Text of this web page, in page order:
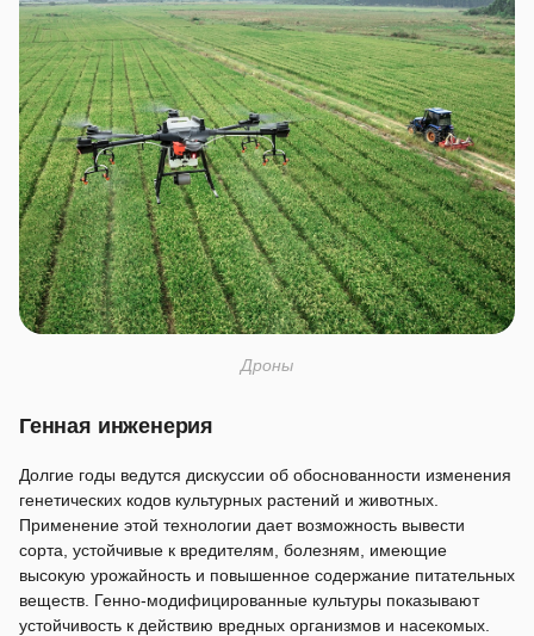
Дроны
Генная инженерия
Долгие годы ведутся дискуссии об обоснованности изменения
генетических кодов культурных растений и животных.
Применение этой технологии дает возможность вывести
сорта, устойчивые к вредителям, болезням, имеющие
высокую урожайность и повышенное содержание питательных
веществ. Генно-модифицированные культуры показывают
устойчивость к действию вредных организмов и насекомых.